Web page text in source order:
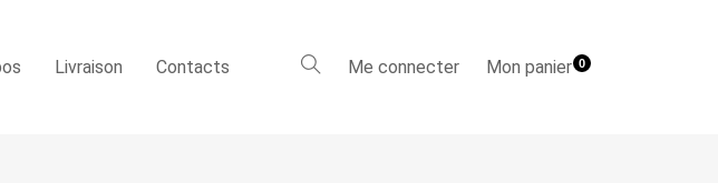
Livraison Contacts Me connecter Mon panier0